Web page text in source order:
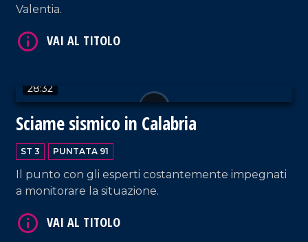
Valentia.
28:32
Sciame sismico in Calabria
ST 3 PUNTATA 91
Il punto con gli esperti costantemente impegnati
a monitorare la situazione.
VAI AL TITOLO